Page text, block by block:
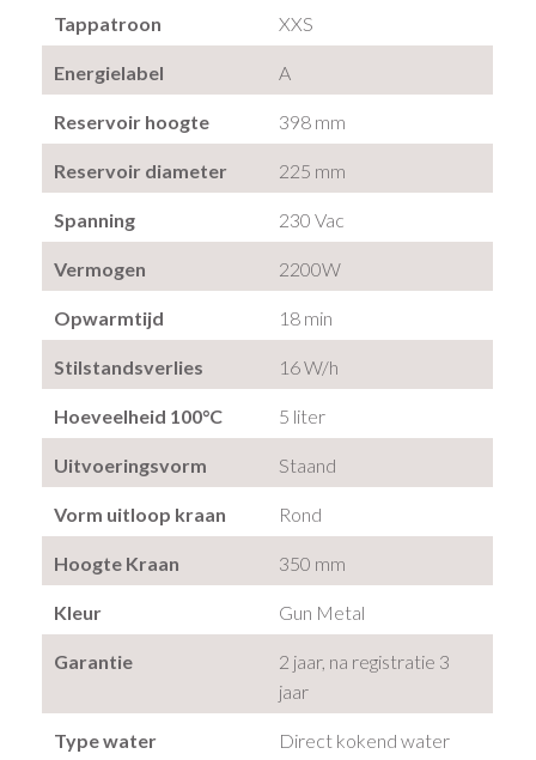
Tappatroon XXS
Energielabel A
Reservoir hoogte 398 mm
Reservoir diameter 225 mm
Spanning 230 Vac
Vermogen 2200W
Opwarmtijd 18 min
Stilstandsverlies 16 W/h
Hoeveelheid 100°C 5 liter
Uitvoeringsvorm Staand
Vorm uitloop kraan Rond
Hoogte Kraan 350 mm
Kleur Gun Metal
Garantie
2 jaar, na registratie 3
jaar
Type water Direct kokend water